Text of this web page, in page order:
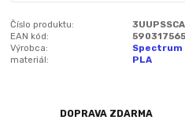
Číslo produktu:
EAN kód:
Výrobca:
Spectrum
materiál:
PLA
DOPRAVA ZDARMA